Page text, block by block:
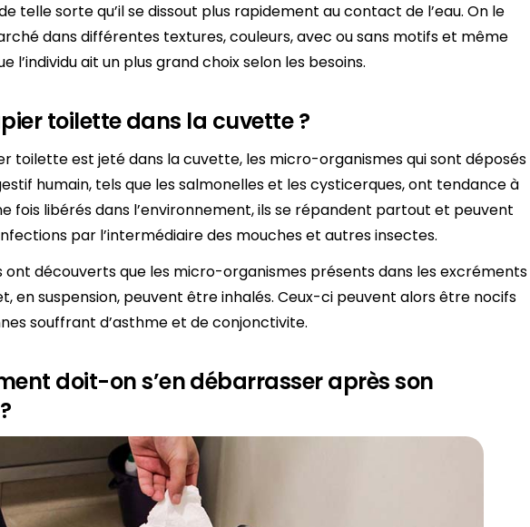
telle sorte qu’il se dissout plus rapidement au contact de l’eau. On le
dans différentes textures, couleurs, avec ou sans motifs et même
l’individu ait un plus grand choix selon les besoins.
toilette dans la cuvette ?
toilette est jeté dans la cuvette, les micro-organismes qui sont déposés
humain, tels que les salmonelles et les cysticerques, ont tendance à
fois libérés dans l’environnement, ils se répandent partout et peuvent
par l’intermédiaire des mouches et autres insectes.
ont découverts que les micro-organismes présents dans les excréments
en suspension, peuvent être inhalés. Ceux-ci peuvent alors être nocifs
souffrant d’asthme et de conjonctivite.
doit-on s’en débarrasser après son